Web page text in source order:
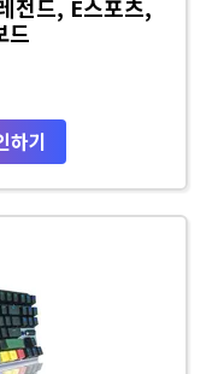
전드, E스포츠,
드
하기